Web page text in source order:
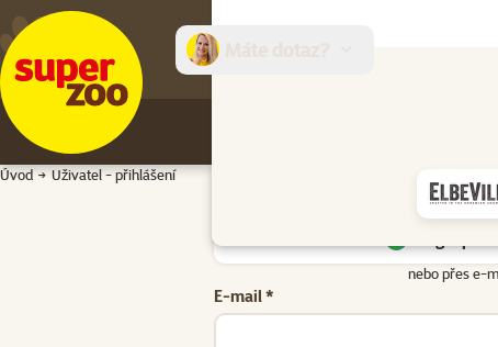
Úvod Uživatel - přihlášení
nebo přes e-
E-mail *